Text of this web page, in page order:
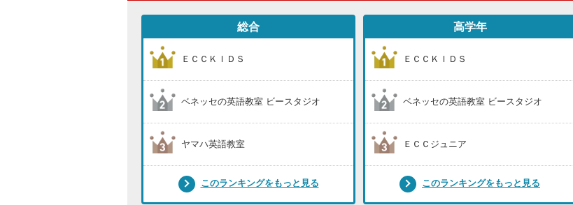
総合
ＥＣＣＫＩＤＳ
ベネッセの英語教室 ビースタジオ
ヤマハ英語教室
このランキングをもっと見る
高学年
ＥＣＣＫＩＤＳ
ベネッセの英語教室 ビースタジオ
ＥＣＣジュニア
このランキングをもっと見る